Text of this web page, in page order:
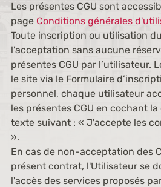
Les présentes CGU sont
page Conditions générales
Toute inscription ou utilisation
l'acceptation sans aucune
présentes CGU par l’utilisateur.
le site via le Formulaire
personnel, chaque utilisateur
les présentes CGU en cochant
texte suivant : « J'accepte les
».
En cas de non-acceptation des
présent contrat, l'Utilisateur se
l'accès des services proposés